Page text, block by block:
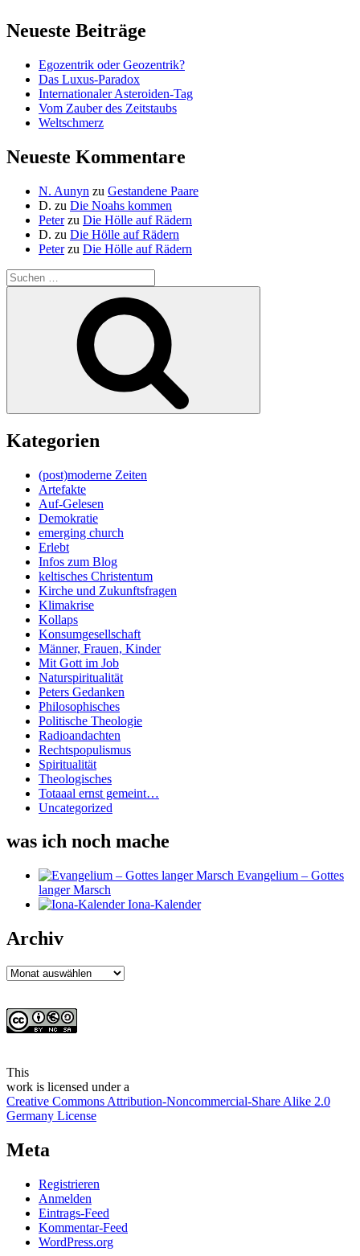
Neueste Beiträge
Egozentrik oder Geozentrik?
Das Luxus-Paradox
Internationaler Asteroiden-Tag
Vom Zauber des Zeitstaubs
Weltschmerz
Neueste Kommentare
N. Aunyn zu Gestandene Paare
D. zu Die Noahs kommen
Peterzu Die Hölle auf Rädern
D. zu Die Hölle auf Rädern
Peterzu Die Hölle auf Rädern
Suche
nach:
Kategorien
(post)moderne Zeiten
Artefakte
Auf-Gelesen
Demokratie
emerging church
Erlebt
Infos zum Blog
keltisches Christentum
Kirche und Zukunftsfragen
Klimakrise
Kollaps
Konsumgesellschaft
Männer, Frauen, Kinder
Mit Gott im Job
Naturspiritualität
Peters Gedanken
Philosophisches
Politische Theologie
Radioandachten
Rechtspopulismus
Spiritualität
Theologisches
Totaaal ernst gemeint…
Uncategorized
was ich noch mache
Evangelium – Gottes
langer Marsch
Iona-Kalender
Archiv
Archiv
This
work is licensed under a
Creative Commons Attribution-Noncommercial-Share Alike 2.0
Germany License
Meta
Registrieren
Anmelden
Eintrags-Feed
Kommentar-Feed
WordPress.org